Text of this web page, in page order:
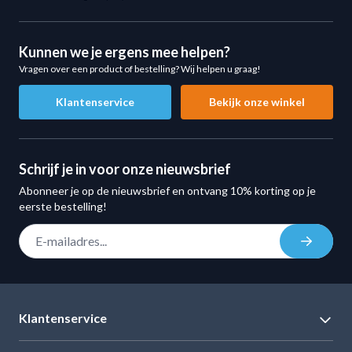
Colli 1
Colli Afmeting 63 x 7 x 7 cm
Colli Gewicht 3 kg
Kunnen we je ergens mee helpen?
Vragen over een product of bestelling? Wij helpen u graag!
Klantenservice Bekijk onze winkel
Schrijf je in voor onze nieuwsbrief
Abonneer je op de nieuwsbrief en ontvang 10% korting op je
eerste bestelling!
Klantenservice